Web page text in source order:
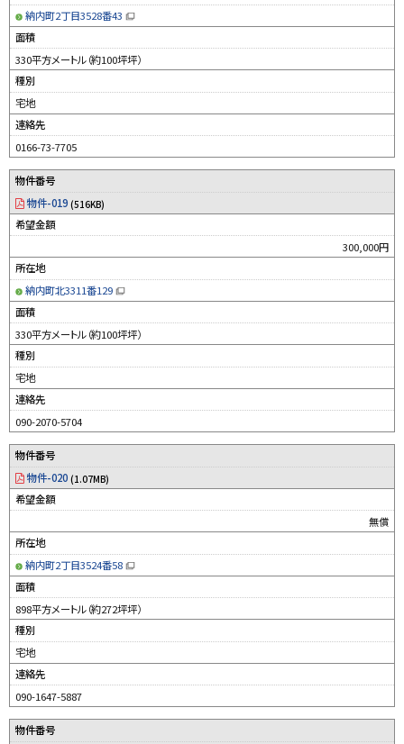
納内町2丁目3528番43
（
規
ウ
ィ
ン
ウ
開
ま
）
面積
330平方メートル（約100坪坪）
種別
宅地
連絡先
0166-73-7705
物件番号
物件-019 (516KB)
希望金額
300,000円
所在地
納内町北3311番129
（
規
ウ
ィ
ン
ウ
開
ま
）
面積
330平方メートル（約100坪坪）
種別
宅地
連絡先
090-2070-5704
物件番号
物件-020 (1.07MB)
希望金額
無償
所在地
納内町2丁目3524番58
（
規
ウ
ィ
ン
ウ
開
ま
）
面積
898平方メートル（約272坪坪）
種別
宅地
連絡先
090-1647-5887
物件番号